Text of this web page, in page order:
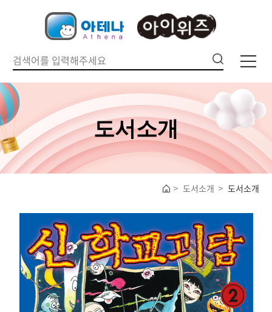
도서소개
도서소개 도서소개